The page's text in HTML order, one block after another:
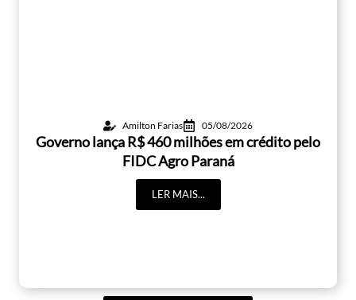
Amilton Farias 05/08/2026
Governo lança R$ 460 milhões em crédito pelo
FIDC Agro Paraná
LER MAIS...